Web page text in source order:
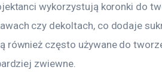
wykorzystują koronki do
czy dekoltach, co dodaje
również często używane do
zwiewne.